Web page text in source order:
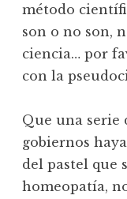
método
son o no son,
ciencia… por
con la
Que una serie
gobiernos
del pastel que
homeopatía,